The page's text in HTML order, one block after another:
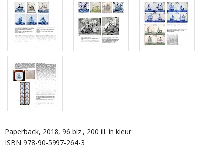
Paperback, 2018, 96 blz., 200 ill. in kleur
ISBN 978-90-5997-264-3